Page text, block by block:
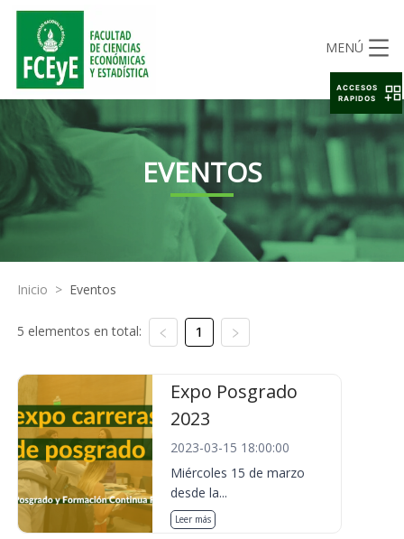
MENÚ
EVENTOS
Inicio > Eventos
5 elementos en total: 1
Expo Posgrado
2023
2023-03-15 18:00:00
Miércoles 15 de marzo
desde la...
Leer más
ACCESOS
RAPIDOS